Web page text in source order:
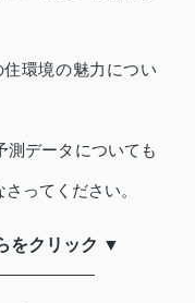
環境の魅力につい
測データについても
ってください。
をクリック ▼